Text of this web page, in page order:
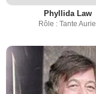
Phyllida Law
Rôle : Tante Auriel